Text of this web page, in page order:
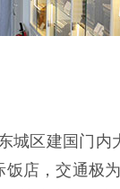
城区建国门内
店，交通极